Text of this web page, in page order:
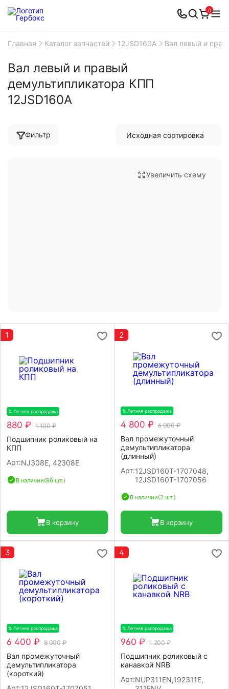
0
Главная Каталог запчастей 12JSD160A Вал левый и
Вал левый и правый
демультипликатора КПП
12JSD160A
Фильтр
Увеличить схему
1
% Летняя распродажа
880 ₽ 1 100 ₽
Подшипник роликовый на
КПП
Арт:NJ308E, 42308Е
В наличии(86 шт.)
В корзину
2
% Летняя распродажа
4 800 ₽ 6 000 ₽
Вал промежуточный
демультипликатора
(длинный)
Арт:12JSD160T-1707048,
12JSD160T-1707056
В наличии(2 шт.)
В корзину
3
% Летняя распродажа
6 400 ₽ 8 000 ₽
Вал промежуточный
демультипликатора
(короткий)
4
% Летняя распродажа
960 ₽ 1 200 ₽
Подшипник роликовый с
канавкой NRB
Арт:NUP311EN,192311E,